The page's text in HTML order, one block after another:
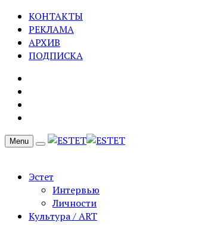
КОНТАКТЫ
РЕКЛАМА
АРХИВ
ПОДПИСКА
Menu
Эстет
Интервью
Личности
Культура / ART